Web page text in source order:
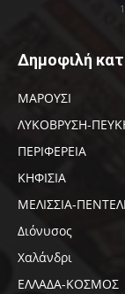
Δημοφιλή
ΜΑΡΟΥΣΙ
ΛΥΚΟΒΡΥΣΗ-
ΠΕΡΙΦΕΡΕΙΑ
ΚΗΦΙΣΙΑ
ΜΕΛΙΣΣΙΑ-
Διόνυσος
Χαλάνδρι
ΕΛΛΑΔΑ-ΚΟΣΜΟΣ